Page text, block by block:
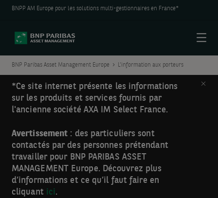
BNPP AM Europe pour les solutions multi-gestionnaires en France*
BNP Paribas Asset Management Europe L’information aux porteurs
*Ce site internet présente les informations
sur les produits et services fournis par
l'ancienne société AXA IM Select France.
Avertissement : des particuliers sont
contactés par des personnes prétendant
travailler pour BNP PARIBAS ASSET
MANAGEMENT Europe. Découvrez plus
d’informations et ce qu’il faut faire en
cliquant ici.